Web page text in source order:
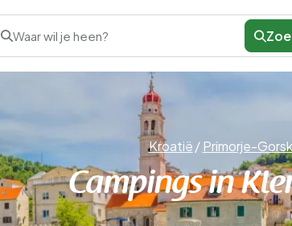
Waar wil je heen?
Kroatië/Primorje-
Campings in